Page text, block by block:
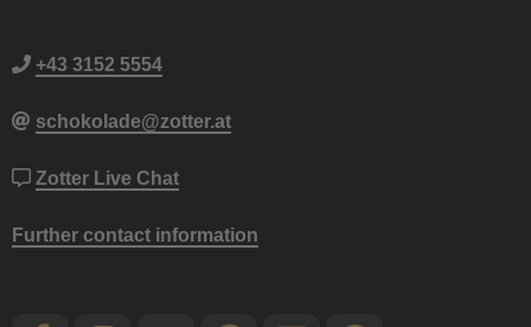
+43 3152 5554
schokolade@zotter.at
Zotter Live Chat
Further contact information